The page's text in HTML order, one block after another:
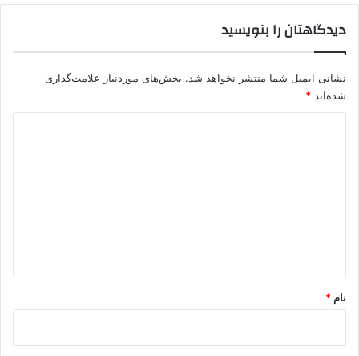
دیدگاهتان را بنویسید
نشانی ایمیل شما منتشر نخواهد شد. بخش‌های موردنیاز علامت‌گذاری
شده‌اند *
نام *